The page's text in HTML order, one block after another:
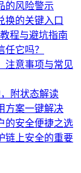
的风险警示
换的关键入口
程与避坑指南
它吗？
注意事项与常见
附状态解读
方案一键解决
的安全便捷之选
链上安全的重要